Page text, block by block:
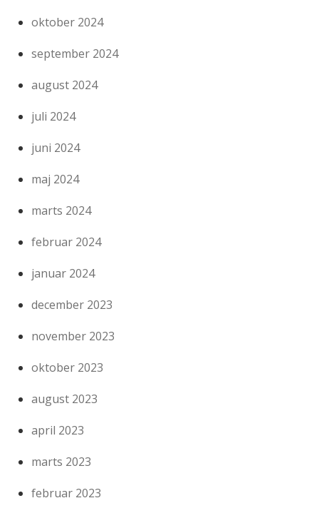
oktober 2024
september 2024
august 2024
juli 2024
juni 2024
maj 2024
marts 2024
februar 2024
januar 2024
december 2023
november 2023
oktober 2023
august 2023
april 2023
marts 2023
februar 2023